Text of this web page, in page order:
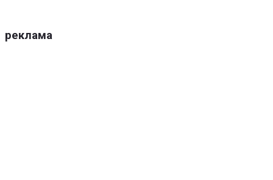
реклама